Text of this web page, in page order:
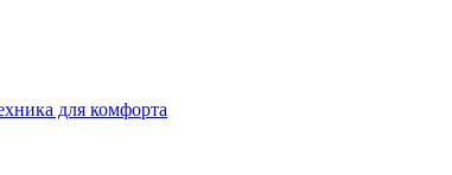
для комфорта